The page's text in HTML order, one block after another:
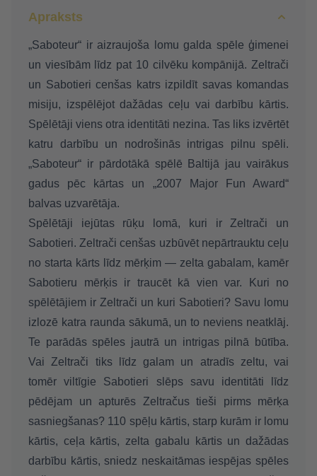
Apraksts
„Saboteur“ ir aizraujoša lomu galda spēle ģimenei
un viesībām līdz pat 10 cilvēku kompānijā. Zeltrači
un Sabotieri cenšas katrs izpildīt savas komandas
misiju, izspēlējot dažādas ceļu vai darbību kārtis.
Spēlētāji viens otra identitāti nezina. Tas liks izvērtēt
katru darbību un nodrošinās intrigas pilnu spēli.
„Saboteur“ ir pārdotākā spēlē Baltijā jau vairākus
gadus pēc kārtas un „2007 Major Fun Award“
balvas uzvarētāja.
Spēlētāji iejūtas rūķu lomā, kuri ir Zeltrači un
Sabotieri. Zeltrači cenšas uzbūvēt nepārtrauktu ceļu
no starta kārts līdz mērķim — zelta gabalam, kamēr
Sabotieru mērķis ir traucēt kā vien var. Kuri no
spēlētājiem ir Zeltrači un kuri Sabotieri? Savu lomu
izlozē katra raunda sākumā, un to neviens neatklāj.
Te parādās spēles jautrā un intrigas pilnā būtība.
Vai Zeltrači tiks līdz galam un atradīs zeltu, vai
tomēr viltīgie Sabotieri slēps savu identitāti līdz
pēdējam un apturēs Zeltračus tieši pirms mērķa
sasniegšanas? 110 spēļu kārtis, starp kurām ir lomu
kārtis, ceļa kārtis, zelta gabalu kārtis un dažādas
darbību kārtis, sniedz neskaitāmas iespējas spēles